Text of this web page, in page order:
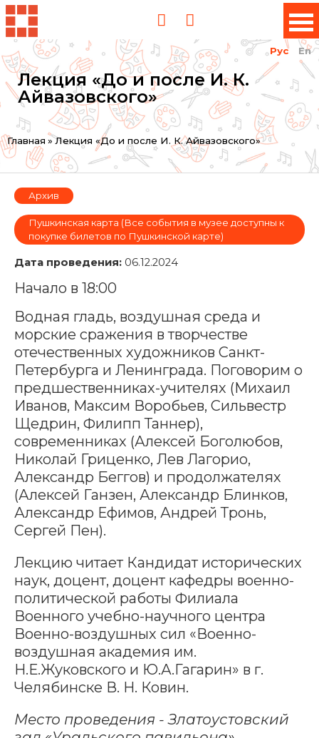
Рус En
Лекция «До и после И. К.
Айвазовского»
Вы
здесь
Главная »Лекция «До и после И. К. Айвазовского»
Архив
Пушкинская карта (Все события в музее доступны к
покупке билетов по Пушкинской карте)
Дата проведения: 06.12.2024
Начало в 18:00
Водная гладь, воздушная среда и
морские сражения в творчестве
отечественных художников Санкт-
Петербурга и Ленинграда. Поговорим о
предшественниках-учителях (Михаил
Иванов, Максим Воробьев, Сильвестр
Щедрин, Филипп Таннер),
современниках (Алексей Боголюбов,
Николай Гриценко, Лев Лагорио,
Александр Беггов) и продолжателях
(Алексей Ганзен, Александр Блинков,
Александр Ефимов, Андрей Тронь,
Сергей Пен).
Лекцию читает Кандидат исторических
наук, доцент, доцент кафедры военно-
политической работы Филиала
Военного учебно-научного центра
Военно-воздушных сил «Военно-
воздушная академия им.
Н.Е.Жуковского и Ю.А.Гагарин» в г.
Челябинске В. Н. Ковин.
Место проведения - Златоустовский